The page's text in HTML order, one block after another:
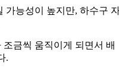
가능성이 높지만, 하수구
금씩 움직이게 되면서 배
.